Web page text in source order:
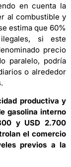
en cuenta la
al combustible y
estima que 60%
si este
precio
paralelo, podría
o alrededor
productiva y
gasolina interno
y USD 2.700
el comercio
previos a la